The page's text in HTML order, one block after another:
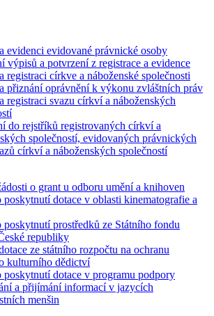
evidenci evidované právnické osoby
výpisů a potvrzení z registrace a evidence
registraci církve a náboženské společnosti
přiznání oprávnění k výkonu zvláštních práv
registraci svazu církví a náboženských
do rejstříků registrovaných církví a
společností, evidovaných právnických
církví a náboženských společností
o grant u odboru umění a knihoven
poskytnutí dotace v oblasti kinematografie a
poskytnutí prostředků ze Státního fondu
republiky
ze státního rozpočtu na ochranu
kulturního dědictví
poskytnutí dotace v programu podpory
a přijímání informací v jazycích
menšin